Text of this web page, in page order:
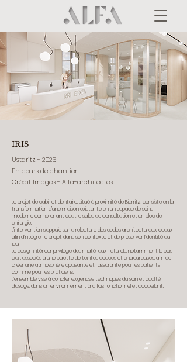
IRIS
Ustaritz - 2026
En cours de chantier
Crédit Images - Alfa-architectes
Le projet de cabinet dentaire, situé à proximité de Biarritz, consiste en la
transformation d’une maison existante en un espace de soins
moderne comprenant quatre salles de consultation et un bloc de
chirurgie.
L’intervention s’appuie sur la relecture des codes architecturaux locaux
afin d’intégrer le projet dans son contexte et de préserver l’identité du
lieu.
Le design intérieur privilégie des matériaux naturels, notamment le bois
clair, associés à une palette de teintes douces et chaleureuses, afin de
créer une atmosphère apaisante et rassurante pour les patients
comme pour les praticiens.
L’ensemble vise à concilier exigences techniques du soin et qualité
d’usage, dans un environnement à la fois fonctionnel et accueillant.